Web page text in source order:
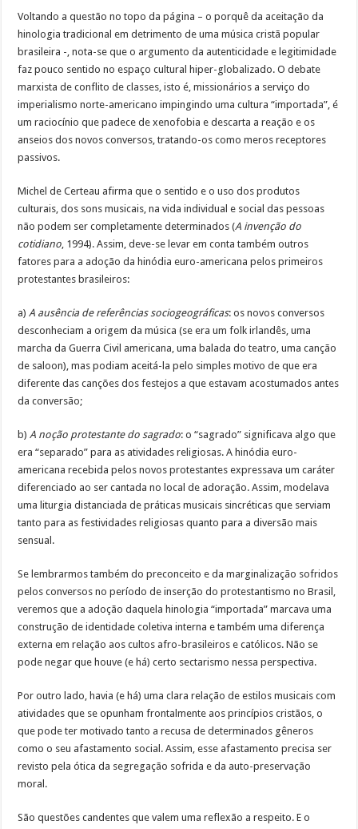
Voltando a questão no topo da página – o porquê da aceitação da
hinologia tradicional em detrimento de uma música cristã popular
brasileira -, nota-se que o argumento da autenticidade e legitimidade
faz pouco sentido no espaço cultural hiper-globalizado. O debate
marxista de conflito de classes, isto é, missionários a serviço do
imperialismo norte-americano impingindo uma cultura “importada”, é
um raciocínio que padece de xenofobia e descarta a reação e os
anseios dos novos conversos, tratando-os como meros receptores
passivos.
Michel de Certeau afirma que o sentido e o uso dos produtos
culturais, dos sons musicais, na vida individual e social das pessoas
não podem ser completamente determinados (A invenção do
cotidiano , 1994). Assim, deve-se levar em conta também outros
fatores para a adoção da hinódia euro-americana pelos primeiros
protestantes brasileiros:
a)A ausência de referências sociogeográficas: os novos conversos
desconheciam a origem da música (se era um folk irlandês, uma
marcha da Guerra Civil americana, uma balada do teatro, uma canção
de saloon), mas podiam aceitá-la pelo simples motivo de que era
diferente das canções dos festejos a que estavam acostumados antes
da conversão;
b)A noção protestante do sagrado: o “sagrado” significava algo que
era “separado” para as atividades religiosas. A hinódia euro-
americana recebida pelos novos protestantes expressava um caráter
diferenciado ao ser cantada no local de adoração. Assim, modelava
uma liturgia distanciada de práticas musicais sincréticas que serviam
tanto para as festividades religiosas quanto para a diversão mais
sensual.
Se lembrarmos também do preconceito e da marginalização sofridos
pelos conversos no período de inserção do protestantismo no Brasil,
veremos que a adoção daquela hinologia “importada” marcava uma
construção de identidade coletiva interna e também uma diferença
externa em relação aos cultos afro-brasileiros e católicos. Não se
pode negar que houve (e há) certo sectarismo nessa perspectiva.
Por outro lado, havia (e há) uma clara relação de estilos musicais com
atividades que se opunham frontalmente aos princípios cristãos, o
que pode ter motivado tanto a recusa de determinados gêneros
como o seu afastamento social. Assim, esse afastamento precisa ser
revisto pela ótica da segregação sofrida e da auto-preservação
moral.
São questões candentes que valem uma reflexão a respeito. E o